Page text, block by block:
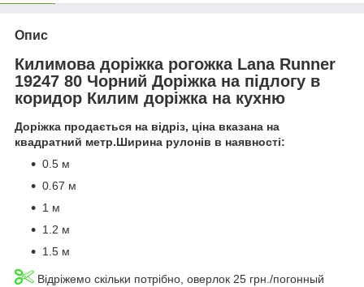
Опис
Килимова доріжка рогожка Lana Runner
19247 80 Чорний Доріжка на підлогу в
коридор Килим доріжка на кухню
Доріжка продається на відріз, ціна вказана на
квадратний метр.Ширина рулонів в наявності:
0.5 м
0.67 м
1 м
1.2 м
1.5 м
Відріжемо скільки потрібно, оверлок 25 грн./погонный